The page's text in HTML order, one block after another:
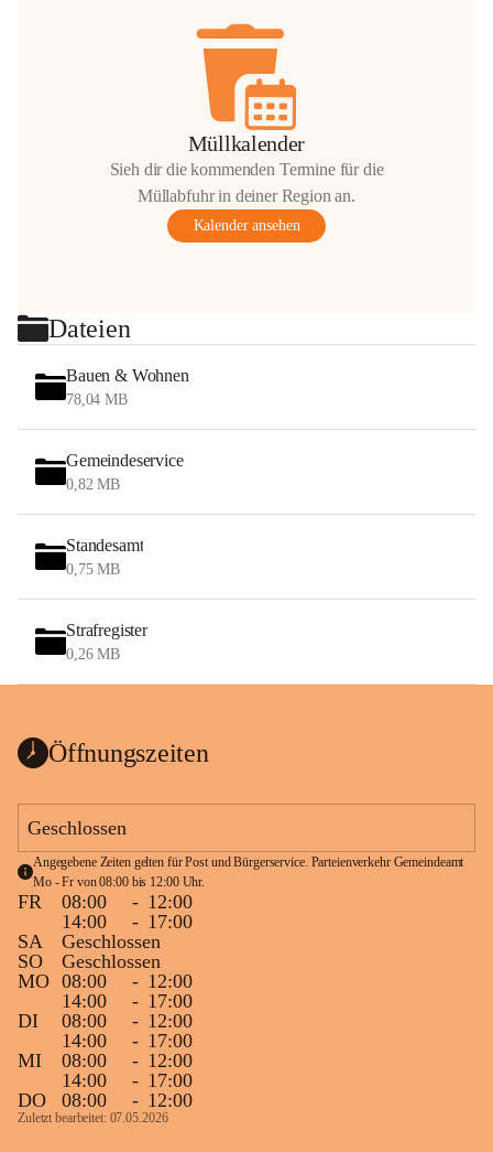
Müllkalender
Sieh dir die kommenden Termine für die
Müllabfuhr in deiner Region an.
Kalender ansehen
Dateien
Bauen & Wohnen
78,04 MB
Gemeindeservice
0,82 MB
Standesamt
0,75 MB
Strafregister
0,26 MB
Öffnungszeiten
Geschlossen
Angegebene Zeiten gelten für Post und Bürgerservice. Parteienverkehr Gemeindeamt
Mo - Fr von 08:00 bis 12:00 Uhr.
FR 08:00 - 12:00
14:00
- 17:00
SA
Geschlossen
SO
Geschlossen
MO 08:00 - 12:00
14:00
- 17:00
DI
08:00 - 12:00
14:00
- 17:00
MI
08:00 - 12:00
14:00
- 17:00
DO
08:00 - 12:00
Zuletzt bearbeitet: 07.05.2026